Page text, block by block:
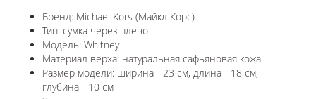
Бренд: Michael Kors (Майкл Корс)
Тип: сумка через плечо
Модель: Whitney
Материал верха: натуральная сафьяновая кожа
Размер модели: ширина - 23 см, длина - 18 см,
глубина - 10 см